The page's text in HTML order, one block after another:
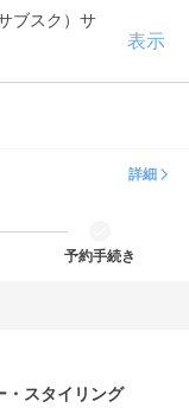
ブスク）サ
表示
詳細
予約手続き
・スタイリング